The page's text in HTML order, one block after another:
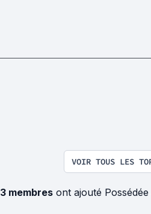
VOIR TOUS LES
3 membresont ajouté